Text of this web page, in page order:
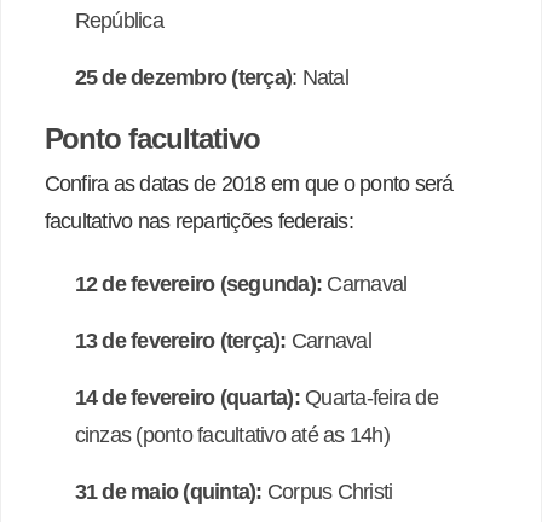
República
25 de dezembro (terça): Natal
Ponto facultativo
Confira as datas de 2018 em que o ponto será
facultativo nas repartições federais:
12 de fevereiro (segunda): Carnaval
13 de fevereiro (terça): Carnaval
14 de fevereiro (quarta):Quarta-feira de
cinzas (ponto facultativo até as 14h)
31 de maio (quinta): Corpus Christi